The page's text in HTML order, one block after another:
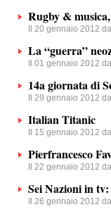
Rugby &
Il 20 gennaio 2012
La “guerra”
Il 01 gennaio 2012
14a giornata di
Il 29 gennaio 2012
Italian Titanic
Il 15 gennaio 2012
Pierfrancesco
Il 22 gennaio 2012
Sei Nazioni in
Il 26 gennaio 2012